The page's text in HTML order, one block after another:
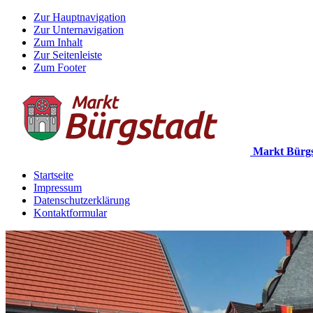
Zur Hauptnavigation
Zur Unternavigation
Zum Inhalt
Zur Seitenleiste
Zum Footer
Markt
Startseite
Impressum
Datenschutzerklärung
Kontaktformular